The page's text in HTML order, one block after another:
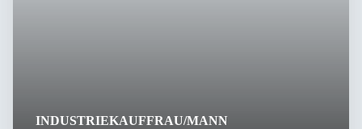
INDUSTRIEKAUFFRAU/MANN